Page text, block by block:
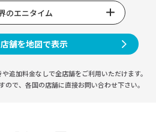
のエニタイム
舗を地図で表示
や追加料金なしで全店舗をご利用いただけます。
で、 各国の店舗に直接お問い合わせ下さい。